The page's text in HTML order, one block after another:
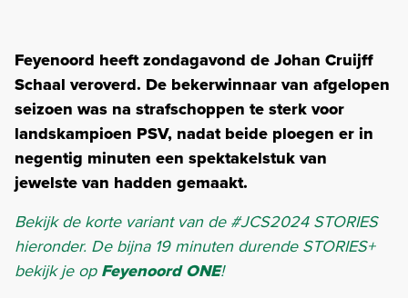
Feyenoord heeft zondagavond de Johan Cruijff
Schaal veroverd. De bekerwinnaar van afgelopen
seizoen was na strafschoppen te sterk voor
landskampioen PSV, nadat beide ploegen er in
negentig minuten een spektakelstuk van
jewelste van hadden gemaakt.
Bekijk de korte variant van de #JCS2024 STORIES
hieronder. De bijna 19 minuten durende STORIES+
bekijk je opFeyenoord ONE!